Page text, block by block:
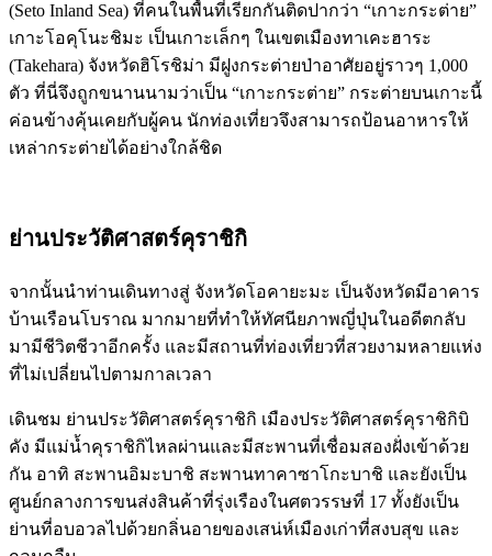
(Seto Inland Sea) ที่คนในพื้นที่เรียกกันติดปากว่า “เกาะกระต่าย”
เกาะโอคุโนะชิมะ เป็นเกาะเล็กๆ ในเขตเมืองทาเคะฮาระ
(Takehara) จังหวัดฮิโรชิม่า มีฝูงกระต่ายป่าอาศัยอยู่ราวๆ 1,000
ตัว ที่นี่จึงถูกขนานนามว่าเป็น “เกาะกระต่าย” กระต่ายบนเกาะนี้
ค่อนข้างคุ้นเคยกับผู้คน นักท่องเที่ยวจึงสามารถป้อนอาหารให้
เหล่ากระต่ายได้อย่างใกล้ชิด
ย่านประวัติศาสตร์คุราชิกิ
จากนั้นนำท่านเดินทางสู่ จังหวัดโอคายะมะ เป็นจังหวัดมีอาคาร
บ้านเรือนโบราณ มากมายที่ทำให้ทัศนียภาพญี่ปุ่นในอดีตกลับ
มามีชีวิตชีวาอีกครั้ง และมีสถานที่ท่องเที่ยวที่สวยงามหลายแห่ง
ที่ไม่เปลี่ยนไปตามกาลเวลา
เดินชม ย่านประวัติศาสตร์คุราชิกิ เมืองประวัติศาสตร์คุราชิกิบิ
คัง มีแม่น้ำคุราชิกิไหลผ่านและมีสะพานที่เชื่อมสองฝั่งเข้าด้วย
กัน อาทิ สะพานอิมะบาชิ สะพานทาคาซาโกะบาชิ และยังเป็น
ศูนย์กลางการขนส่งสินค้าที่รุ่งเรืองในศตวรรษที่ 17 ทั้งยังเป็น
ย่านที่อบอวลไปด้วยกลิ่นอายของเสน่ห์เมืองเก่าที่สงบสุข และ